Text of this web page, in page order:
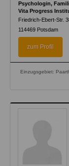
Psychologin,
Vita Progress
Friedrich-Ebert-Str.
114469 Potsdam
zum Profil
Einzugsgebiet: